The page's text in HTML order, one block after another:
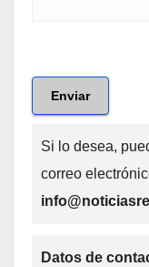
Enviar
Si lo desea,
correo
Datos de